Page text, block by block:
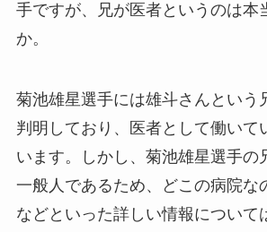
手ですが、兄が医者というのは本
か。
菊池雄星選手には雄斗さんという
判明しており、医者として働いて
います。しかし、菊池雄星選手の
一般人であるため、どこの病院な
などといった詳しい情報について